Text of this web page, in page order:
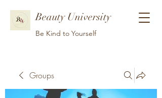
Beauty University
Be Kind to Yourself
Groups